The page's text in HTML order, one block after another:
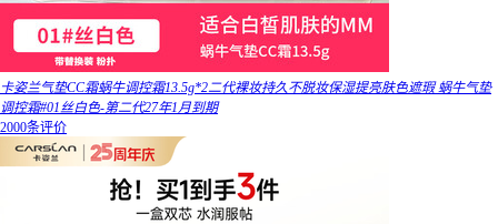
卡姿兰气垫CC霜蜗牛调控霜13.5g*2二代裸妆持久不脱妆保湿提亮肤色遮瑕 蜗牛气垫
调控霜#01丝白色-第二代27年1月到期
2000条评价